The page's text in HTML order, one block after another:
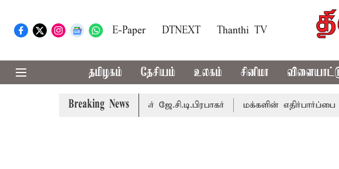
E-Paper DTNEXT Thanthi TV
தமிழகம் தேசியம் உலகம் சினிமா
Breaking News
- சபாநாயகர் ஜே.சி.டி.பிரபாகர் மக்களின் எதிர்பார்ப்பை பூர்த்தி